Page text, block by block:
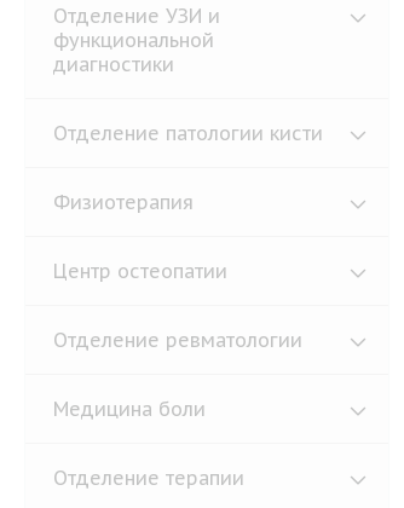
Отделение УЗИ и
функциональной
диагностики
Отделение патологии кисти
Физиотерапия
Центр остеопатии
Отделение ревматологии
Медицина боли
Отделение терапии